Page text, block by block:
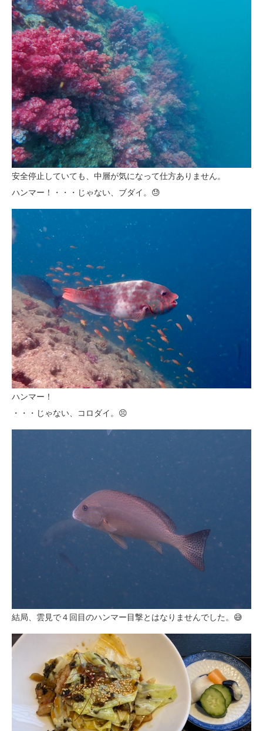
安全停止していても、中層が気になって仕方ありません。
ハンマー！・・・じゃない、ブダイ。😓
ハンマー！
・・・じゃない、コロダイ。😣
結局、雲見で４回目のハンマー目撃とはなりませんでした。😅